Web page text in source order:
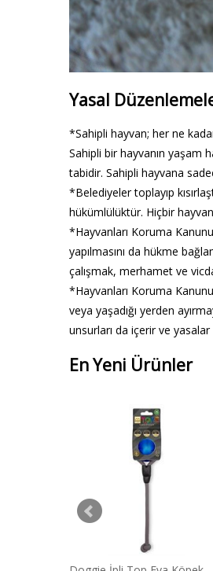
Yasal
*Sahipli hayvan; her ne
Sahipli bir hayvanın yaşam
tabidir. Sahipli hayvana
*Belediyeler toplayıp
hükümlülüktür. Hiçbir
*Hayvanları Koruma
yapılmasını da hükme
çalışmak, merhamet ve
*Hayvanları Koruma
veya yaşadığı yerden
unsurları da içerir ve
En Yeni Ürünler